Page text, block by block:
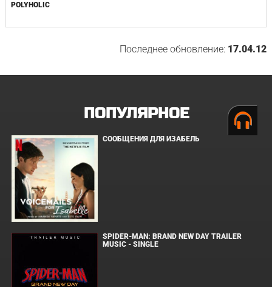
POLYHOLIC
Последнее обновление: 17.04.12
ПОПУЛЯРНОЕ
СООБЩЕНИЯ ДЛЯ ИЗАБЕЛЬ
SPIDER-MAN: BRAND NEW DAY TRAILER
MUSIC - SINGLE